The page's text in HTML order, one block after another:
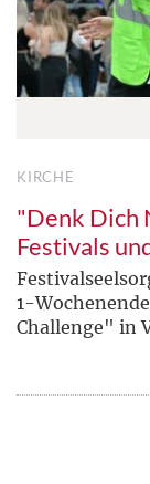
KIRCHE
"Denk Dich
Festivals
1-
Challenge" in